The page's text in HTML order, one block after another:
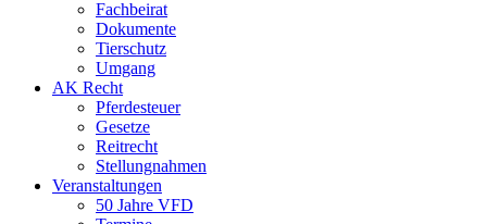
Fachbeirat
Dokumente
Tierschutz
Umgang
AK Recht
Pferdesteuer
Gesetze
Reitrecht
Stellungnahmen
Veranstaltungen
50 Jahre VFD